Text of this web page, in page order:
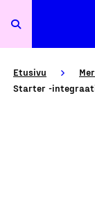
Etusivu
Starter -